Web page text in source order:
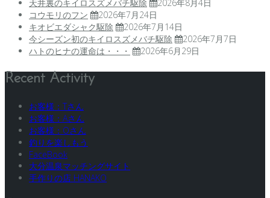
天井裏のキイロスズメバチ駆除
2026年8月4日
コウモリのフン
2026年7月24日
キオビエダシャク駆除
2026年7月14日
今シーズン初のキイロスズメバチ駆除
2026年7月7日
ハトのヒナの運命は・・・
2026年6月29日
Recent Activity
お客様：Tさん
お客様：Aさん
お客様：Oさん
釣りを楽しもう
FaceBook
大分温泉マッチングサイト
手作りの店 HANAKO